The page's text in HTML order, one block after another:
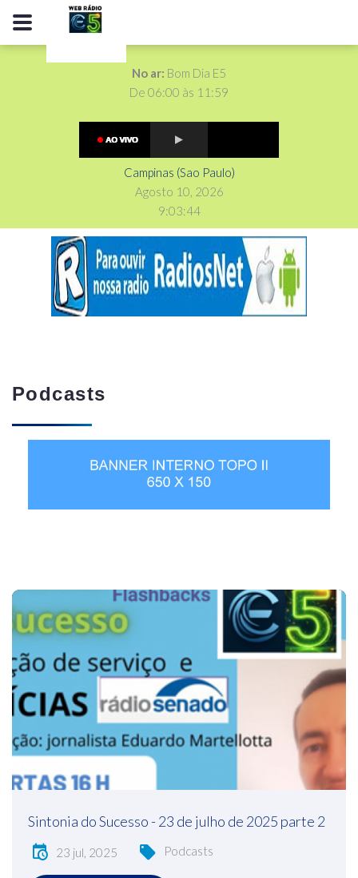
No ar: Bom Dia E5
De 06:00 às 11:59
Campinas (Sao Paulo)
Agosto 10, 2026
9:03:46
Podcasts
Sintonia do Sucesso - 23 de julho de 2025 parte 2
23 jul, 2025 Podcasts